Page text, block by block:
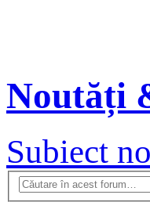
Noutăți
Subiect